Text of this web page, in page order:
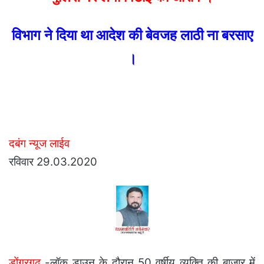
विभाग ने दिया था आदेश की बेवजह लाठी ना बरसाए
।
दबंग न्यूज लाईव
रविवार 29.03.2020